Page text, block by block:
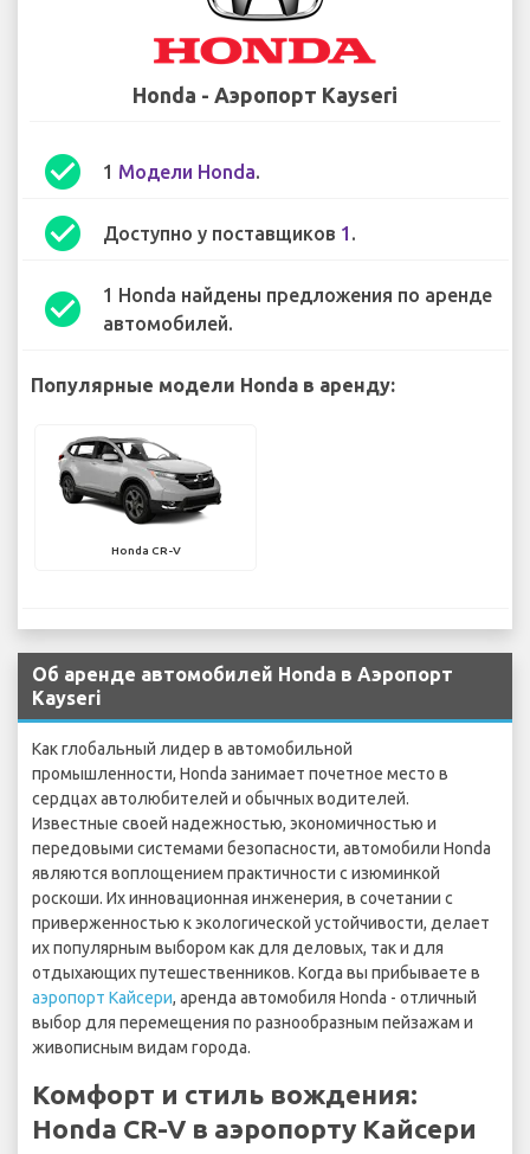
Honda - Аэропорт Kayseri
check_circle 1 Модели Honda.
check_circle Доступно у поставщиков 1 .
check_circle
1 Honda найдены предложения по аренде
автомобилей.
Популярные модели Honda в аренду:
Honda CR-V
Об аренде автомобилей Honda в Аэропорт
Kayseri
Как глобальный лидер в автомобильной
промышленности, Honda занимает почетное место в
сердцах автолюбителей и обычных водителей.
Известные своей надежностью, экономичностью и
передовыми системами безопасности, автомобили Honda
являются воплощением практичности с изюминкой
роскоши. Их инновационная инженерия, в сочетании с
приверженностью к экологической устойчивости, делает
их популярным выбором как для деловых, так и для
отдыхающих путешественников. Когда вы прибываете в
аэропорт Кайсери, аренда автомобиля Honda - отличный
выбор для перемещения по разнообразным пейзажам и
живописным видам города.
Комфорт и стиль вождения:
Honda CR-V в аэропорту Кайсери